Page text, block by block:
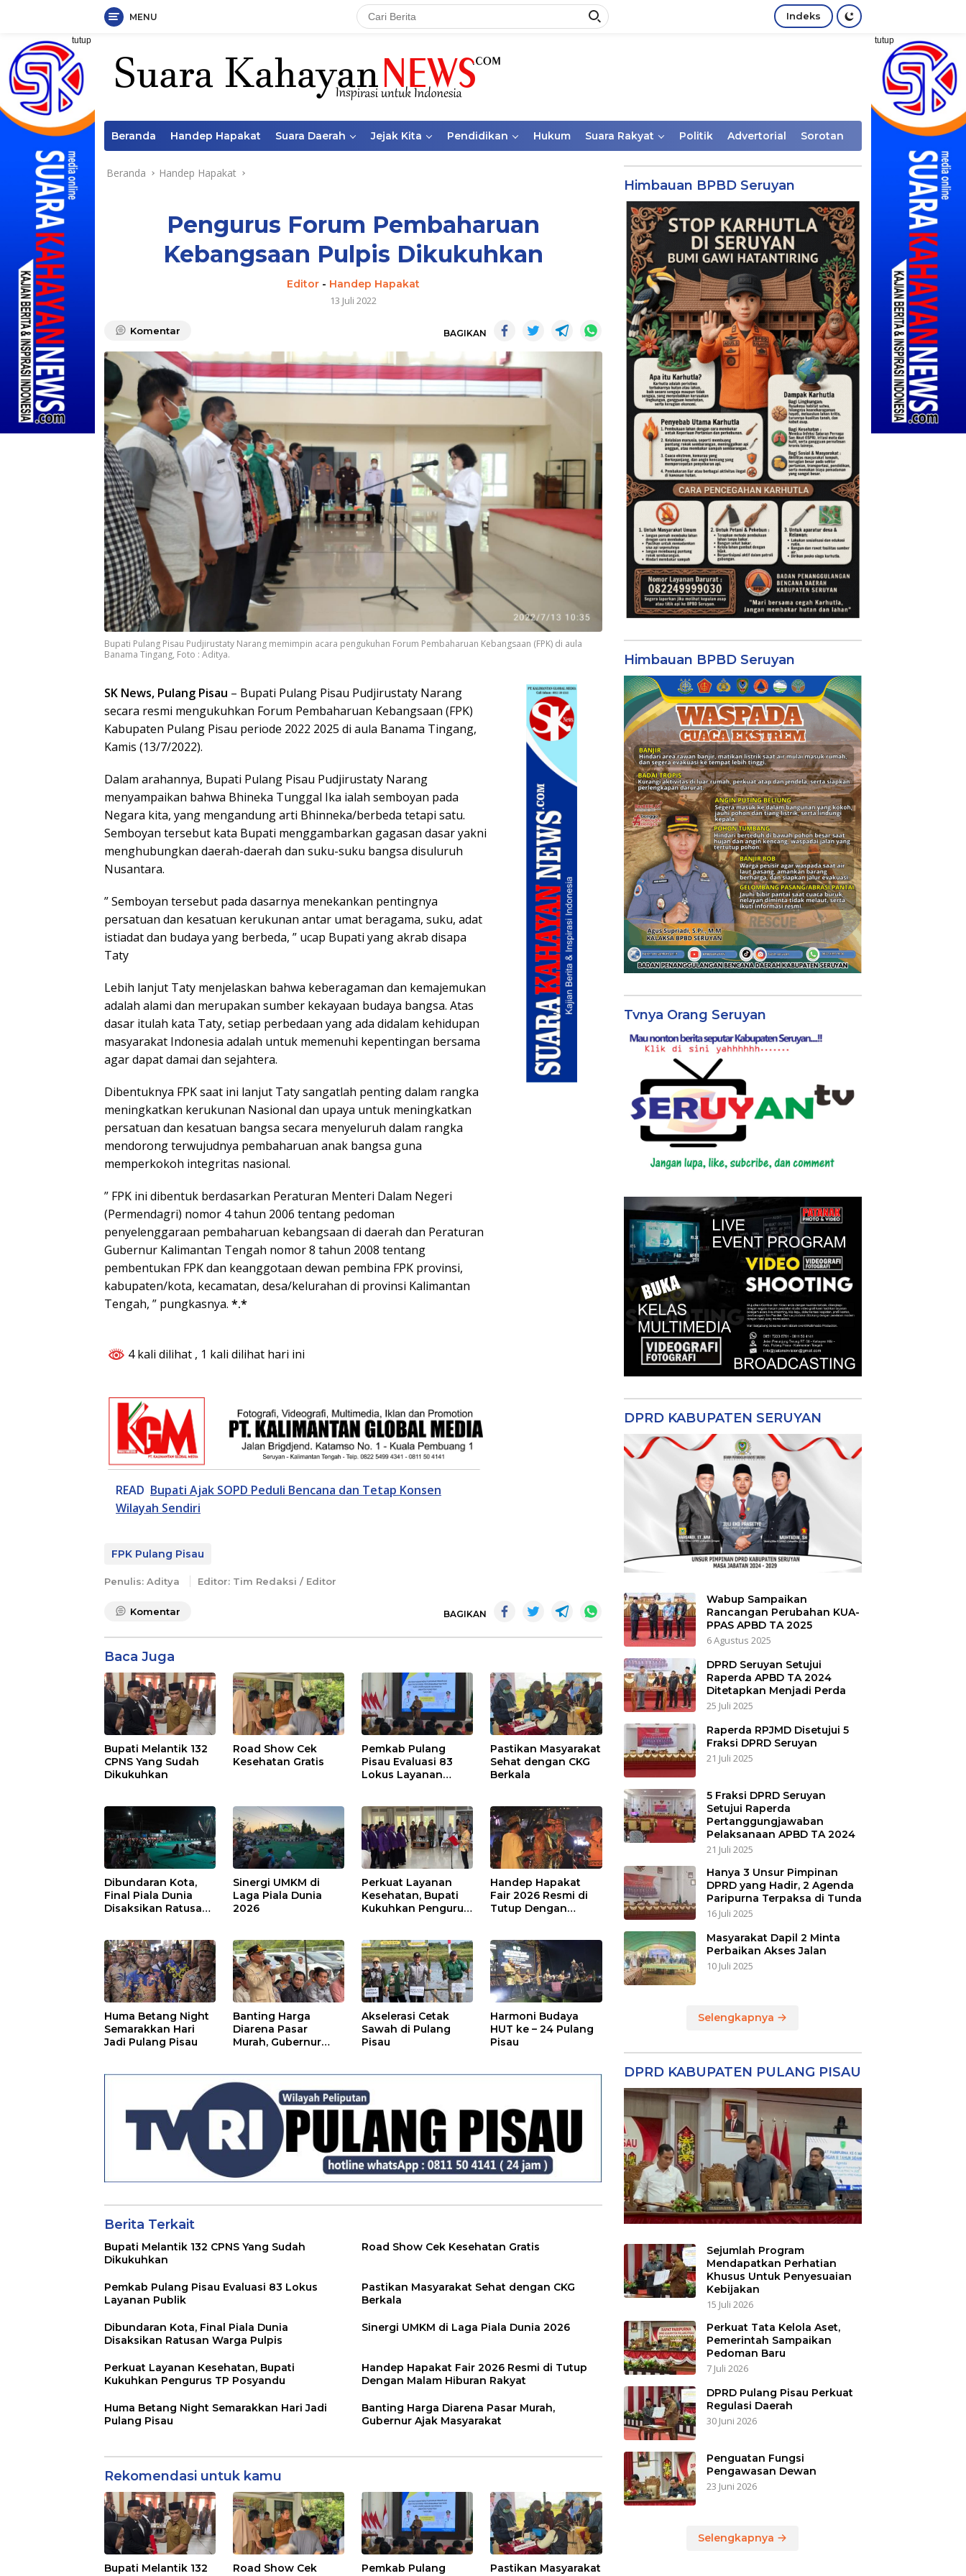
Langsung
konten
MENU Indeks
tutup tutup
Beranda Handep Hapakat Suara Daerah Jejak Kita Pendidikan Hukum Suara Rakyat Politik Advertorial Sorotan
Beranda Handep Hapakat
Pengurus Forum Pembaharuan
Kebangsaan Pulpis Dikukuhkan
Editor- Handep Hapakat
13 Juli 2022
Komentar BAGIKAN
Bupati Pulang Pisau Pudjirustaty Narang memimpin acara pengukuhan Forum Pembaharuan Kebangsaan (FPK) di aula
Banama Tingang, Foto : Aditya.
SK News, Pulang Pisau – Bupati Pulang Pisau Pudjirustaty Narang
secara resmi mengukuhkan Forum Pembaharuan Kebangsaan (FPK)
Kabupaten Pulang Pisau periode 2022 2025 di aula Banama Tingang,
Kamis (13/7/2022).
Dalam arahannya, Bupati Pulang Pisau Pudjirustaty Narang
menyampaikan bahwa Bhineka Tunggal Ika ialah semboyan pada
Negara kita, yang mengandung arti Bhinneka/berbeda tetapi satu.
Semboyan tersebut kata Bupati menggambarkan gagasan dasar yakni
menghubungkan daerah-daerah dan suku-suku bangsa disuluruh
Nusantara.
” Semboyan tersebut pada dasarnya menekankan pentingnya
persatuan dan kesatuan kerukunan antar umat beragama, suku, adat
istiadat dan budaya yang berbeda, ” ucap Bupati yang akrab disapa
Taty
Lebih lanjut Taty menjelaskan bahwa keberagaman dan kemajemukan
adalah alami dan merupakan sumber kekayaan budaya bangsa. Atas
dasar itulah kata Taty, setiap perbedaan yang ada didalam kehidupan
masyarakat Indonesia adalah untuk memenuhi kepentingan bersama
agar dapat damai dan sejahtera.
Dibentuknya FPK saat ini lanjut Taty sangatlah penting dalam rangka
meningkatkan kerukunan Nasional dan upaya untuk meningkatkan
persatuan dan kesatuan bangsa secara menyeluruh dalam rangka
mendorong terwujudnya pembaharuan anak bangsa guna
memperkokoh integritas nasional.
” FPK ini dibentuk berdasarkan Peraturan Menteri Dalam Negeri
(Permendagri) nomor 4 tahun 2006 tentang pedoman
penyelenggaraan pembaharuan kebangsaan di daerah dan Peraturan
Gubernur Kalimantan Tengah nomor 8 tahun 2008 tentang
pembentukan FPK dan keanggotaan dewan pembina FPK provinsi,
kabupaten/kota, kecamatan, desa/kelurahan di provinsi Kalimantan
Tengah, ” pungkasnya. *.*
4 kali dilihat , 1 kali dilihat hari ini
READ Bupati Ajak SOPD Peduli Bencana dan Tetap Konsen
Wilayah Sendiri
FPK Pulang Pisau
Penulis: Aditya Editor: Tim Redaksi / Editor
Komentar BAGIKAN
Baca Juga
Bupati Melantik 132
CPNS Yang Sudah
Dikukuhkan
Road Show Cek
Kesehatan Gratis
Pemkab Pulang
Pisau Evaluasi 83
Lokus Layanan
Pastikan Masyarakat
Sehat dengan CKG
Berkala
Dibundaran Kota,
Final Piala Dunia
Disaksikan Ratusan
Sinergi UMKM di
Laga Piala Dunia
2026
Perkuat Layanan
Kesehatan, Bupati
Kukuhkan Pengurus
Handep Hapakat
Fair 2026 Resmi di
Tutup Dengan
Huma Betang Night
Semarakkan Hari
Jadi Pulang Pisau
Banting Harga
Diarena Pasar
Murah, Gubernur
Akselerasi Cetak
Sawah di Pulang
Pisau
Harmoni Budaya
HUT ke – 24 Pulang
Pisau
Berita Terkait
Bupati Melantik 132 CPNS Yang Sudah
Dikukuhkan
Road Show Cek Kesehatan Gratis
Pemkab Pulang Pisau Evaluasi 83 Lokus
Layanan Publik
Pastikan Masyarakat Sehat dengan CKG
Berkala
Dibundaran Kota, Final Piala Dunia
Disaksikan Ratusan Warga Pulpis
Sinergi UMKM di Laga Piala Dunia 2026
Perkuat Layanan Kesehatan, Bupati
Kukuhkan Pengurus TP Posyandu
Handep Hapakat Fair 2026 Resmi di Tutup
Dengan Malam Hiburan Rakyat
Huma Betang Night Semarakkan Hari Jadi
Pulang Pisau
Banting Harga Diarena Pasar Murah,
Gubernur Ajak Masyarakat
Rekomendasi untuk kamu
Bupati Melantik 132
Road Show Cek
Pemkab Pulang
Pastikan Masyarakat
Himbauan BPBD Seruyan
Himbauan BPBD Seruyan
Tvnya Orang Seruyan
DPRD KABUPATEN SERUYAN
Wabup Sampaikan
Rancangan Perubahan KUA-
PPAS APBD TA 2025
6 Agustus 2025
DPRD Seruyan Setujui
Raperda APBD TA 2024
Ditetapkan Menjadi Perda
25 Juli 2025
Raperda RPJMD Disetujui 5
Fraksi DPRD Seruyan
21 Juli 2025
5 Fraksi DPRD Seruyan
Setujui Raperda
Pertanggungjawaban
Pelaksanaan APBD TA 2024
21 Juli 2025
Hanya 3 Unsur Pimpinan
DPRD yang Hadir, 2 Agenda
Paripurna Terpaksa di Tunda
16 Juli 2025
Masyarakat Dapil 2 Minta
Perbaikan Akses Jalan
10 Juli 2025
Selengkapnya
DPRD KABUPATEN PULANG PISAU
Sejumlah Program
Mendapatkan Perhatian
Khusus Untuk Penyesuaian
Kebijakan
15 Juli 2026
Perkuat Tata Kelola Aset,
Pemerintah Sampaikan
Pedoman Baru
7 Juli 2026
DPRD Pulang Pisau Perkuat
Regulasi Daerah
30 Juni 2026
Penguatan Fungsi
Pengawasan Dewan
23 Juni 2026
Selengkapnya